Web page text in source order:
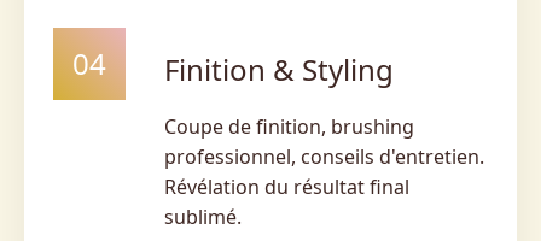
04 Finition & Styling
Coupe de finition, brushing
professionnel, conseils d'entretien.
Révélation du résultat final
sublimé.